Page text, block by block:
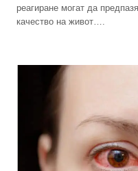
реагиране могат да
качество на живот….